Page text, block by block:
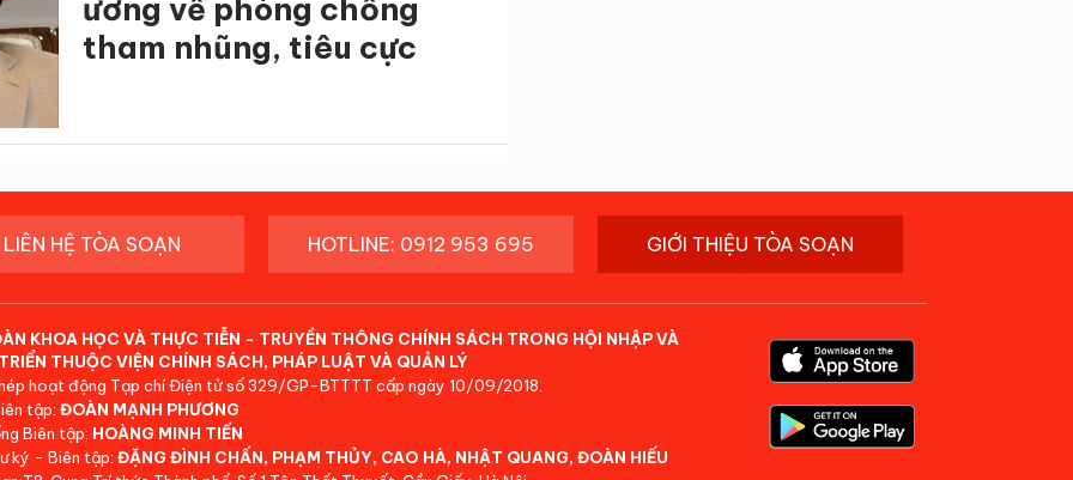
ương về phòng chống
tham nhũng, tiêu cực
LIÊN HỆ TÒA SOẠN HOTLINE: 0912 953 695 GIỚI THIỆU TÒA SOẠN
KHOA HỌC VÀ THỰC TIỄN - TRUYỀN THÔNG CHÍNH SÁCH TRONG HỘI NHẬP VÀ
THUỘC VIỆN CHÍNH SÁCH, PHÁP LUẬT VÀ QUẢN LÝ
hoạt động Tạp chí Điện tử số 329/GP-BTTTT cấp ngày 10/09/2018.
tập: ĐOÀN MẠNH PHƯƠNG
Biên tập: HOÀNG MINH TIẾN
ký - Biên tập: ĐẶNG ĐÌNH CHẤN, PHẠM THỦY, CAO HÀ, NHẬT QUANG, ĐOÀN HIẾU